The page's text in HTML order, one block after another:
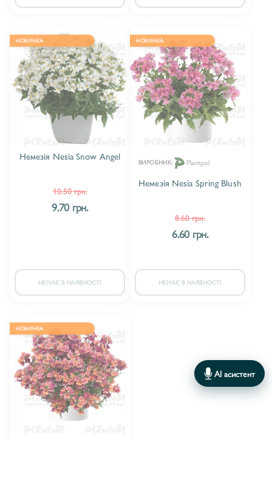
НОВИНКА
Немезія Nesia Snow Angel
10.50 грн.
9.70 грн.
НЕМАЄ В НАЯВНОСТІ
НОВИНКА
ВИРОБНИК: Plantpol
Немезія Nesia Spring Blush
8.60 грн.
6.60 грн.
НЕМАЄ В НАЯВНОСТІ
НОВИНКА
AI асистент